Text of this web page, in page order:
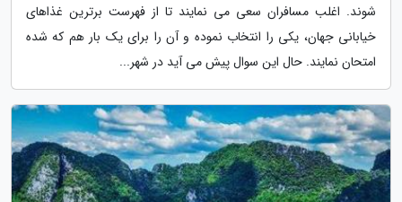
شوند. اغلب مسافران سعی می نمایند تا از فهرست برترین غذاهای
خیابانی جهان، یکی را انتخاب نموده و آن را برای یک بار هم که شده
امتحان نمایند. حال این سوال پیش می آید در شهر...